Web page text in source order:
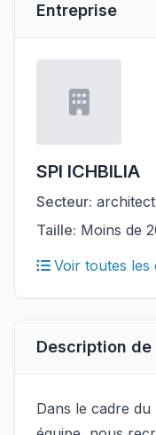
Entreprise
SPI ICHBILIA
Secteur:
Taille: Moins de
Voir toutes les
Description
Dans le cadre